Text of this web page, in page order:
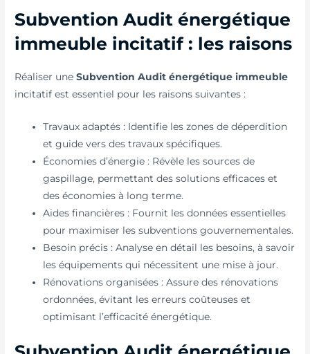
Subvention Audit énergétique
immeuble incitatif : les raisons
Réaliser uneSubvention Audit énergétique immeuble
incitatif est essentiel pour les raisons suivantes :
Travaux adaptés : Identifie les zones de déperdition
et guide vers des travaux spécifiques.
Économies d’énergie : Révèle les sources de
gaspillage, permettant des solutions efficaces et
des économies à long terme.
Aides financières : Fournit les données essentielles
pour maximiser les subventions gouvernementales.
Besoin précis : Analyse en détail les besoins, à savoir
les équipements qui nécessitent une mise à jour.
Rénovations organisées : Assure des rénovations
ordonnées, évitant les erreurs coûteuses et
optimisant l’efficacité énergétique.